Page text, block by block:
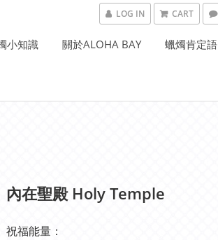
LOG IN CART
小知識 關於ALOHA BAY
蠟燭肯定語
內在聖殿 Holy Temple
祝福能量：